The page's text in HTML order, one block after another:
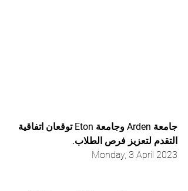
جامعة Arden وجامعة Eton توقعان اتفاقية
التقدم لتعزيز فرص الطلاب.
Monday, 3 April 2023